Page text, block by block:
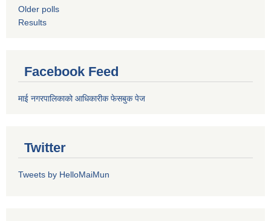
Older polls
Results
Facebook Feed
माई नगरपालिकाको आधिकारीक फेसबुक पेज
Twitter
Tweets by HelloMaiMun